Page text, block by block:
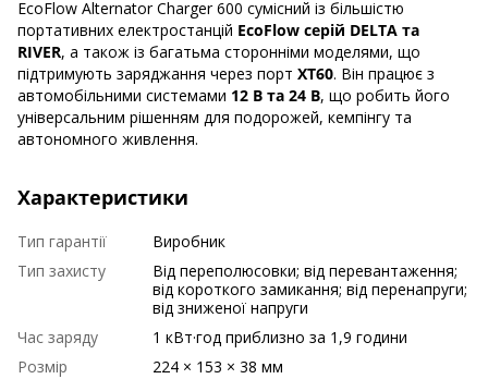
EcoFlow Alternator Charger 600 сумісний із більшістю
портативних електростанцій EcoFlow серій DELTA та
RIVER, а також із багатьма сторонніми моделями, що
підтримують заряджання через порт XT60. Він працює з
автомобільними системами 12 В та 24 В, що робить його
універсальним рішенням для подорожей, кемпінгу та
автономного живлення.
Характеристики
Тип гарантії
Виробник
Тип захисту
Від переполюсовки; від перевантаження;
від короткого замикання; від перенапруги;
від зниженої напруги
Час заряду
1 кВт·год приблизно за 1,9 години
Розмір
224 × 153 × 38 мм